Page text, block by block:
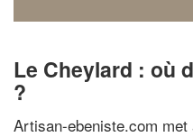
Le Cheylard : où
?
Artisan-ebeniste.com